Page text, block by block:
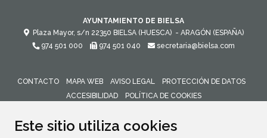
Este sitio utiliza cookies
AYUNTAMIENTO DE BIELSA
Plaza Mayor, s/n 22350 BIELSA (HUESCA) - ARAGÓN (ESPAÑA)
974 501 000
974 501 040 secretaria@bielsa.com
CONTACTO MAPA WEB AVISO LEGAL
PROTECCIÓN DE DATOS
ACCESIBILIDAD
POLÍTICA DE COOKIES